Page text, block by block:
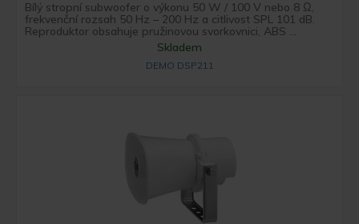
Bílý stropní subwoofer o výkonu 50 W / 100 V nebo 8 Ω,
frekvenční rozsah 50 Hz – 200 Hz a citlivost SPL 101 dB.
Reproduktor obsahuje pružinovou svorkovnici, ABS ...
Skladem
DEMO DSP211